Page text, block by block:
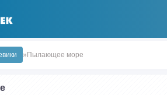
»Пылающее море